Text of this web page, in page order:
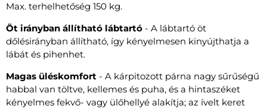
Max. terhelhetőség 150 kg.
Öt irányban állítható lábtartó - A lábtartó öt
dőlésirányban állítható, így kényelmesen kinyújthatja a
lábát és pihenhet.
Magas üléskomfort - A kárpitozott párna nagy sűrűségű
habbal van töltve, kellemes és puha, és a hintaszéket
kényelmes fekvő- vagy ülőhellyé alakítja; az ívelt keret